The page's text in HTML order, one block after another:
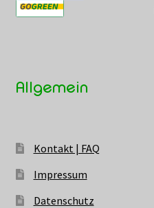
Allgemein
Kontakt | FAQ
Impressum
Datenschutz